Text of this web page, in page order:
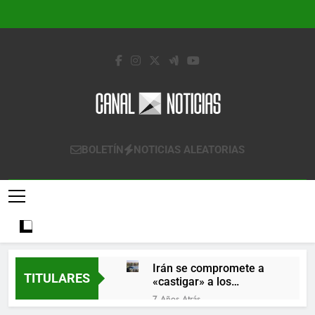
Canal Noticias
Canal Noticias
BOLETÍN NOTICIAS ALEATORIAS
TITULARES
Irán se compromete a
«castigar» a los
responsables de
derribar un avión
7 Años Atrás